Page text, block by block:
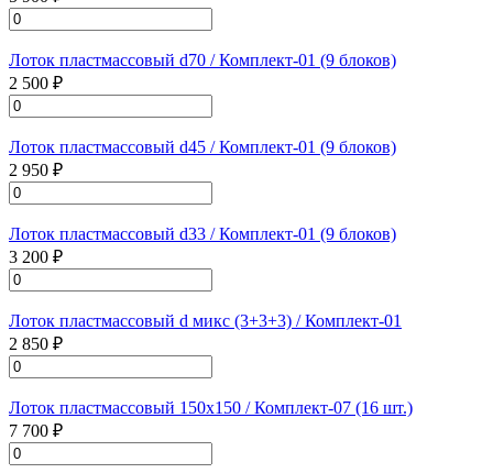
Лоток пластмассовый d70 / Комплект-01 (9 блоков)
2 500 ₽
Лоток пластмассовый d45 / Комплект-01 (9 блоков)
2 950 ₽
Лоток пластмассовый d33 / Комплект-01 (9 блоков)
3 200 ₽
Лоток пластмассовый d микс (3+3+3) / Комплект-01
2 850 ₽
Лоток пластмассовый 150х150 / Комплект-07 (16 шт.)
7 700 ₽